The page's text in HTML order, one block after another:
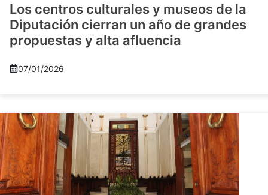
Los centros culturales y museos de la
Diputación cierran un año de grandes
propuestas y alta afluencia
07/01/2026